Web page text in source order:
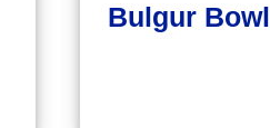
Bulgur Bowl